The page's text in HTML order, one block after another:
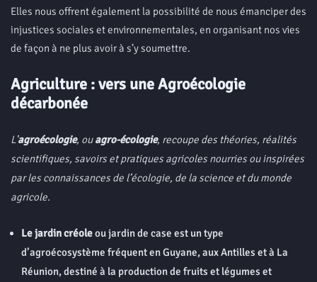
Elles nous offrent également la possibilité de nous émanciper des
injustices sociales et environnementales, en organisant nos vies
de façon à ne plus avoir à s’y soumettre.
Agriculture : vers une Agroécologie
décarbonée
L’agroécologie, ouagro-écologie, recoupe des théories, réalités
scientifiques, savoirs et pratiques agricoles nourries ou inspirées
par les connaissances de l’écologie, de la science et du monde
agricole.
Le jardin créoleou jardin de case est un type
d’agroécosystème fréquent en Guyane, aux Antilles et à La
Réunion, destiné à la production de fruits et légumes et